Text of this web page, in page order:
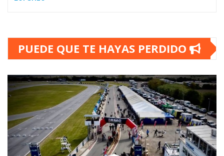
PUEDE QUE TE HAYAS PERDIDO